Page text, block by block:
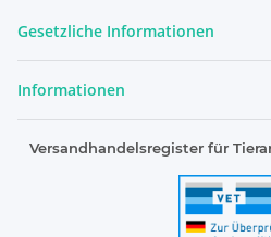
Gesetzliche Informationen
Informationen
Versandhandelsregister für